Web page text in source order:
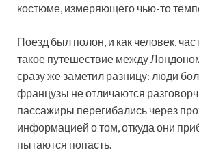
костюме, измеряющего чью-то
Поезд был полон, и как человек,
такое путешествие между
сразу же заметил разницу: люди
французы не отличаются
пассажиры перегибались через
информацией о том, откуда они
пытаются попасть.